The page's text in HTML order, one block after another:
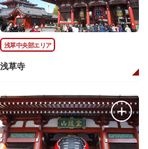
浅草中央部エリア
浅草寺